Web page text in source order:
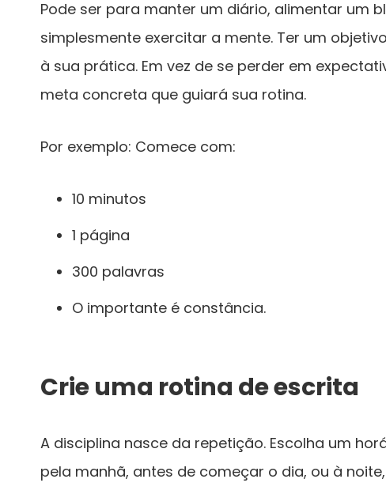
Pode ser para manter um diário, alimentar um
simplesmente exercitar a mente. Ter um
à sua prática. Em vez de se perder em
meta concreta que guiará sua rotina.
Por exemplo: Comece com:
10 minutos
1 página
300 palavras
O importante é constância.
Crie uma rotina de escrita
A disciplina nasce da repetição. Escolha um
pela manhã, antes de começar o dia, ou à